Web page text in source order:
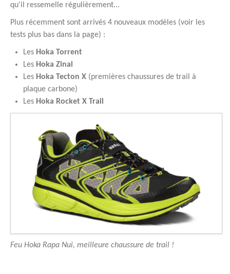
qu'il ressemelle régulièrement...
Plus récemment sont arrivés 4 nouveaux modèles (voir les
tests plus bas dans la page) :
Les Hoka Torrent
Les Hoka Zinal
Les Hoka Tecton X (premières chaussures de trail à
plaque carbone)
Les Hoka Rocket X Trail
Feu Hoka Rapa Nui, meilleure chaussure de trail !